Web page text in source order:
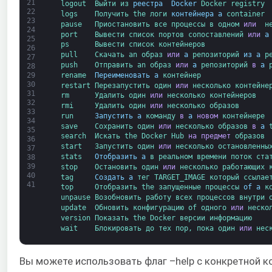
21
22
23
24
25
26
27
28
29
30
31
32
33
34
35
36
37
38
39
40
41
logout
Выйти из реестра Docker Docker
registry
logs
Получить the логи контейнера a
container
pause Приостановить все процессы в одном или
port
Вывести список портов сопоставлений или a
ps
Вывести список контейнеров
pull Скачать an образ или a репозиторий из a
push Отправить an образ или a репозиторий в a
rename Переименовать a
контейнер
restart Перезапустить один или несколько
rm Удалить один или несколько контейнеров
rmi Удалить один или несколько образов
run Запустить a команду в a новом
контейнере
save Сохранить один или несколько образов в a
search
Искать the Docker Hub на предмет образов
start Запустить один или несколько
stats Отобразить a в реальном времени поток
stop Остановить один или несколько работающих
tag Создать a тег TARGET_IMAGE который
top Отобразить the запущенные процессы of a
unpause
Возобновить работу всех процессов внутри
update Обновить конфигурацию of одного или
version Показать the Docker версии информацию
wait
Блокировать до тех пор, пока один или
Вы можете использовать флаг –help с конкретной